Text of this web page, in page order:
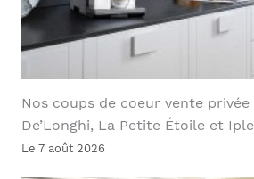
Nos coups de coeur vente
De’Longhi, La Petite Étoile et
Le 7 août 2026